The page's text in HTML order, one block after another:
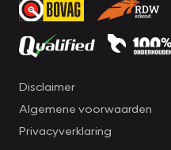
Disclaimer
Algemene voorwaarden
Privacyverklaring